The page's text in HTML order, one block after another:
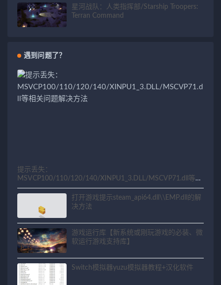
星河战队：人类指挥部/Starship Troopers:
Terran Command
遇到问题了？
提示丢失：
MSVCP100/110/120/140/XINPU1_3.DLL/MSCVP71.dll等相
关问题解决方法
打开游戏提示steam_api64.dll\\EMP.dll的解
决方法
游戏运行库【新系统或刚玩游戏的必装、微
软运行游戏支持库】
Switch模拟器yuzu模拟器教程+汉化软件